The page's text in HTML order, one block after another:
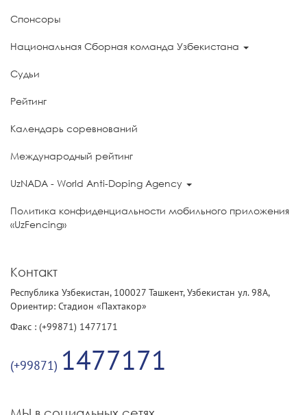
Спонсоры
Национальная Сборная команда Узбекистана
Судьи
Рейтинг
Календарь соревнований
Международный рейтинг
UzNADA - World Anti-Doping Agency
Политика конфиденциальности мобильного приложения
«UzFencing»
Контакт
Республика Узбекистан, 100027 Ташкент, Узбекистан ул. 98А,
Ориентир: Стадион «Пахтакор»
Факс : (+99871) 1477171
(+99871) 1477171